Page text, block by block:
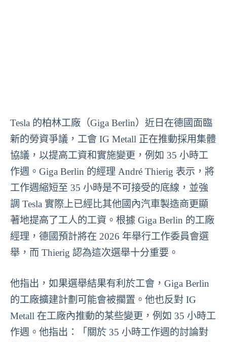
Tesla 的柏林工廠（Giga Berlin）近日在德國面臨
新的勞資爭議，工會 IG Metall 正在推動採用集體
協議，以提高工資和實施變更，例如 35 小時工
作週。Giga Berlin 的經理 André Thierig 表示，將
工作週縮短至 35 小時是不可接受的底線，並強
調 Tesla 實際上已經比其他國內汽車製造商更顯
著地提高了工人的工資。根據 Giga Berlin 的工廠
經理，德國預計將在 2026 年舉行工作委員會選
舉，而 Thierig 認為這次選舉十分重要。
他指出，如果選舉結果有利於工會，Giga Berlin
的工廠擴建計劃可能會被擱置。他也反對 IG
Metall 在工廠內推動的某些變更，例如 35 小時工
作週。他指出：「關於 35 小時工作週的討論對